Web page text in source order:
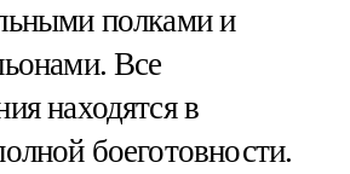
полками и
Все
находятся в
боеготовности.